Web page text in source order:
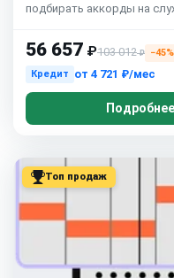
подбирать аккорды на
56 657 ₽103 012₽
−45%
Кредит
от 4 721 ₽/мес
Подробнее
Топ продаж